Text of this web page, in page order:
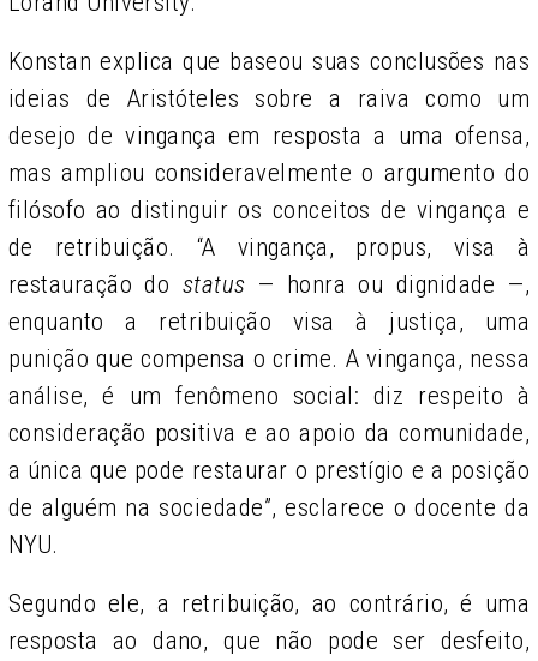
Konstan explica que baseou suas conclusões nas
ideias de Aristóteles sobre a raiva como um
desejo de vingança em resposta a uma ofensa,
mas ampliou consideravelmente o argumento do
filósofo ao distinguir os conceitos de vingança e
de retribuição. “A vingança, propus, visa à
restauração do status — honra ou dignidade —,
enquanto a retribuição visa à justiça, uma
punição que compensa o crime. A vingança, nessa
análise, é um fenômeno social: diz respeito à
consideração positiva e ao apoio da comunidade,
a única que pode restaurar o prestígio e a posição
de alguém na sociedade”, esclarece o docente da
NYU.
Segundo ele, a retribuição, ao contrário, é uma
resposta ao dano, que não pode ser desfeito,